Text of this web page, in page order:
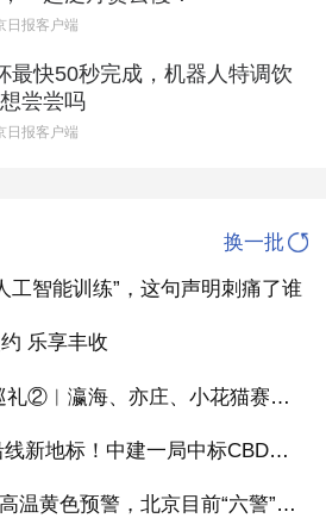
日报客户端
最快50秒完成，机器人特调饮
尝尝吗
日报客户端
换一批
工智能训练”，这句声明刺痛了谁
乐享丰收
2026百队杯场地巡礼②︱瀛海、亦庄、小花猫赛区将承办多组别百队杯比赛
打造北京长安街沿线新地标！中建一局中标CBD核心区Z9地块项目
“五警”齐发，加上高温黄色预警，北京目前“六警”生效中